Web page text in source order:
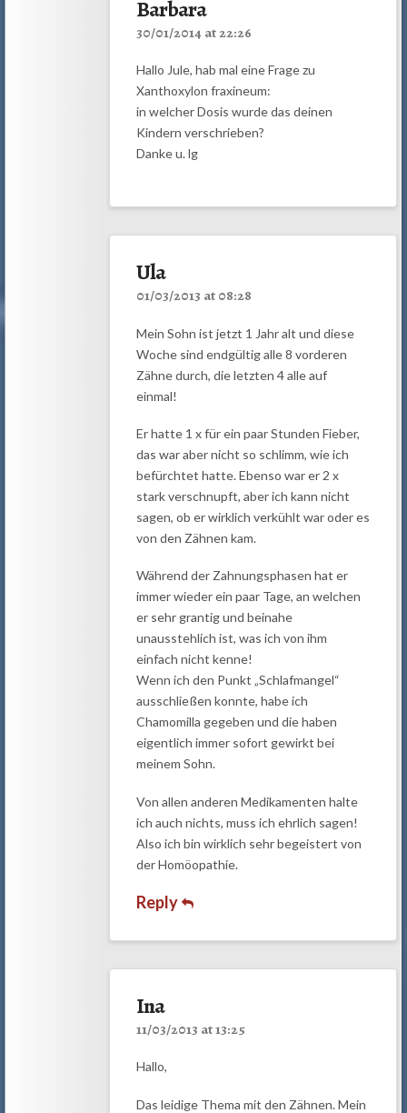
Barbara
30/01/2014 at 22:26
Hallo Jule, hab mal eine Frage zu
Xanthoxylon fraxineum:
in welcher Dosis wurde das deinen
Kindern verschrieben?
Danke u. lg
Ula
01/03/2013 at 08:28
Mein Sohn ist jetzt 1 Jahr alt und diese
Woche sind endgültig alle 8 vorderen
Zähne durch, die letzten 4 alle auf
einmal!
Er hatte 1 x für ein paar Stunden Fieber,
das war aber nicht so schlimm, wie ich
befürchtet hatte. Ebenso war er 2 x
stark verschnupft, aber ich kann nicht
sagen, ob er wirklich verkühlt war oder es
von den Zähnen kam.
Während der Zahnungsphasen hat er
immer wieder ein paar Tage, an welchen
er sehr grantig und beinahe
unausstehlich ist, was ich von ihm
einfach nicht kenne!
Wenn ich den Punkt „Schlafmangel“
ausschließen konnte, habe ich
Chamomilla gegeben und die haben
eigentlich immer sofort gewirkt bei
meinem Sohn.
Von allen anderen Medikamenten halte
ich auch nichts, muss ich ehrlich sagen!
Also ich bin wirklich sehr begeistert von
der Homöopathie.
Reply
Ina
11/03/2013 at 13:25
Hallo,
Das leidige Thema mit den Zähnen. Mein